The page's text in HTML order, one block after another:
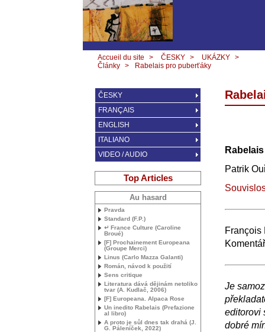
Accueil du site > ČESKY > UKÁZKY >
Články > Rabelais pro puberťáky
Patrik
Je
editorovi
dobré
ČESKY
FRANÇAIS
ENGLISH
ITALIANO
VIDEO / AUDIO
Top Articles
Au hasard
Pravda
Standard (F.P.)
↵ France Culture (Caroline
Broué)
[F] Prochainement Europeana
(Groupe Merci)
Linus (Carlo Mazza Galanti)
Román, návod k použití
Sens critique
Literatura dává dějinám netoliko
tvar (A. Kudlač, 2006)
[F] Europeana. Alpaca Rose
Un inedito Rabelais (Prefazione
al libro)
A proto je sůl dnes tak drahá (J.
G.
Páleníček, 2022)